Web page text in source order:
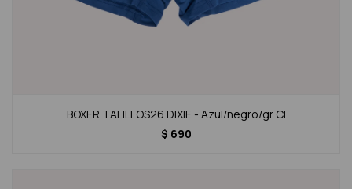
BOXER TALILLOS26 DIXIE - Azul/negro/gr Cl
$ 690